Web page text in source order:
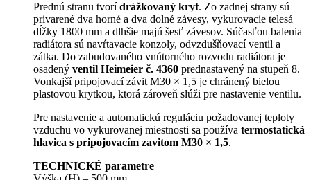
Prednú stranu tvorí drážkovaný kryt. Zo zadnej strany sú
privarené dva horné a dva dolné závesy, vykurovacie telesá
dĺžky 1800 mm a dlhšie majú šesť závesov. Súčasťou balenia
radiátora sú navŕtavacie konzoly, odvzdušňovací ventil a
zátka. Do zabudovaného vnútorného rozvodu radiátora je
osadený ventil Heimeier č. 4360 prednastavený na stupeň 8.
Vonkajší pripojovací závit M30 × 1,5 je chránený bielou
plastovou krytkou, ktorá zároveň slúži pre nastavenie ventilu.
Pre nastavenie a automatickú reguláciu požadovanej teploty
vzduchu vo vykurovanej miestnosti sa používa termostatická
hlavica s pripojovacím zavitom M30 × 1,5.
TECHNICKÉ parametre